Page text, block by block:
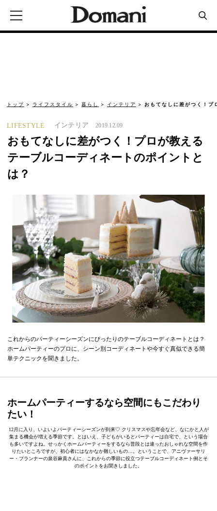
トップ ライフスタイル 暮らし インテリア おもてなしに差がつく！
LIFESTYLE インテリア 2019.12.09
おもてなしに差がつく！プロが教える
テーブルコーディネートのポイントと
は？
これからのパーティーシーズンにぴったりのテーブルコーディネートとは？
ホームパーティーのプロに、シーン別コーディネートや今すぐ真似できる簡
単テクニックを聞きました。
ホームパーティーするなら空間にもこだわり
たい！
12月に入り、いよいよパーティーシーズンが到来♡ クリスマスや忘年会など、なにかと人が
集まる機会が増える季節です。とはいえ、子どもがいるとパーティーは自宅で、という場合
も多いですよね。せっかくホームパーティーをするなら普段とは違ったおしゃれな空間を作
りたいところですが、初心者にはなかなか難しいもの…。ということで、アニヴァーサリ
ー・プランナーの泉谷麻貴さんに、これからの季節に役立つテーブルコーディネート例とそ
のポイントをお聞きしました。